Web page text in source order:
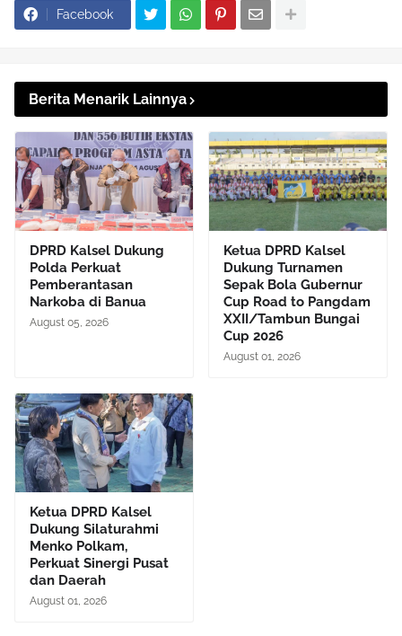
Facebook
Berita Menarik Lainnya
DPRD Kalsel Dukung
Polda Perkuat
Pemberantasan
Narkoba di Banua
August 05, 2026
Ketua DPRD Kalsel
Dukung Turnamen
Sepak Bola Gubernur
Cup Road to Pangdam
XXII/Tambun Bungai
Cup 2026
August 01, 2026
Ketua DPRD Kalsel
Dukung Silaturahmi
Menko Polkam,
Perkuat Sinergi Pusat
dan Daerah
August 01, 2026